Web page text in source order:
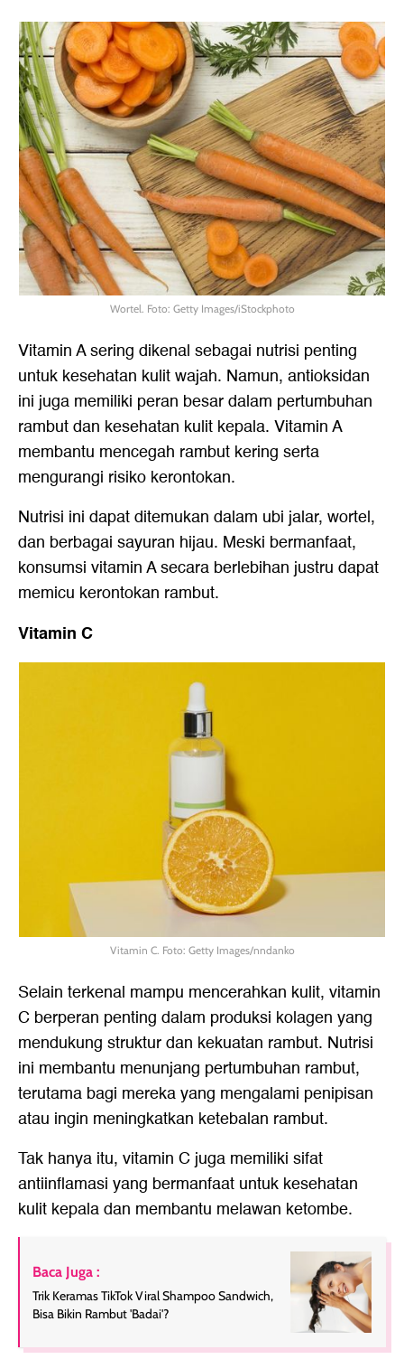
Wortel. Foto: Getty Images/iStockphoto
Vitamin A sering dikenal sebagai nutrisi penting
untuk kesehatan kulit wajah. Namun, antioksidan
ini juga memiliki peran besar dalam pertumbuhan
rambut dan kesehatan kulit kepala. Vitamin A
membantu mencegah rambut kering serta
mengurangi risiko kerontokan.
Nutrisi ini dapat ditemukan dalam ubi jalar, wortel,
dan berbagai sayuran hijau. Meski bermanfaat,
konsumsi vitamin A secara berlebihan justru dapat
memicu kerontokan rambut.
Vitamin C
Vitamin C. Foto: Getty Images/nndanko
Selain terkenal mampu mencerahkan kulit, vitamin
C berperan penting dalam produksi kolagen yang
mendukung struktur dan kekuatan rambut. Nutrisi
ini membantu menunjang pertumbuhan rambut,
terutama bagi mereka yang mengalami penipisan
atau ingin meningkatkan ketebalan rambut.
Tak hanya itu, vitamin C juga memiliki sifat
antiinflamasi yang bermanfaat untuk kesehatan
kulit kepala dan membantu melawan ketombe.
Baca Juga :
Trik Keramas TikTok Viral Shampoo Sandwich,
Bisa Bikin Rambut 'Badai'?